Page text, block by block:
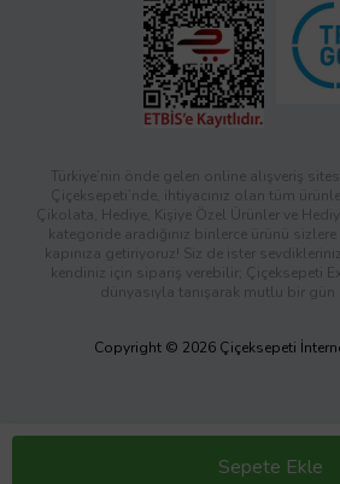
Sepete Ekle
Türkiye’nin önde gelen online alışveriş
Çiçeksepeti’nde, ihtiyacınız olan tüm
Çikolata, Hediye, Kişiye Özel Ürünler ve
kategoride aradığınız binlerce ürünü
kapınıza getiriyoruz! Siz de ister
kendiniz için sipariş verebilir; Çiçeksepeti
dünyasıyla tanışarak mutlu bir gün
Copyright © 2026 Çiçeksepeti